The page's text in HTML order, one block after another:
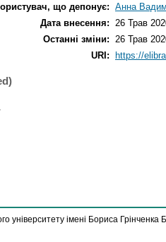
що депонує:
Анна
Дата внесення:
26 Трав
Останні зміни:
26 Трав
URI:
https://
університету імені Бориса Грінченка